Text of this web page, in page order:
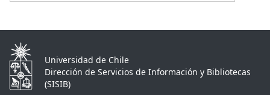
Universidad de Chile
Dirección de Servicios de Información y Bibliotecas
(SISIB)